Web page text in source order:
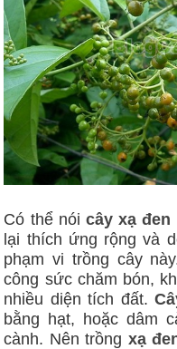
Có thể nói cây xạ đen
lại thích ứng rộng và
phạm vi trồng cây
công sức chăm bón,
nhiều diện tích đất.
bằng hạt, hoặc dâm
cành. Nên trồng xạ